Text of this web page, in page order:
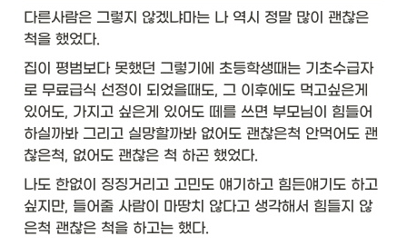
a
p
pl
y(
T
t)
}
&
\t
ex
t{
A
rr
ay
다른사람은 그렇지 않겠냐마는 나 역시 정말 많이 괜찮은
척을 했었다.
집이 평범보다 못했던 그렇기에 초등학생때는 기초수급자
로 무료급식 선정이 되었을때도, 그 이후에도 먹고싶은게
있어도, 가지고 싶은게 있어도 떼를 쓰면 부모님이 힘들어
하실까봐 그리고 실망할까봐 없어도 괜찮은척 안먹어도 괜
찮은척, 없어도 괜찮은 척 하곤 했었다.
나도 한없이 징징거리고 고민도 얘기하고 힘든얘기도 하고
싶지만, 들어줄 사람이 마땅치 않다고 생각해서 힘들지 않
은척 괜찮은 척을 하고는 했다.